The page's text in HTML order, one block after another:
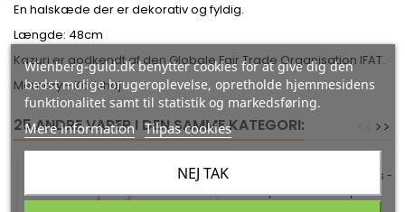
En halskæde der er dekorativ og fyldig.
Længde: 48cm
Kazuri er godkendt af den Globale Fair Trade Organisation IFAT.
Memory - Karlshøj
25 ANDRE VARER I DEN SAMME KATEGORI: >>
Wienberg-guld.dk benytter cookies for at give dig den
bedst mulige brugeroplevelse, opretholde hjemmesidens
funktionalitet samt til statistik og markedsføring.
Mere information Tilpas cookies
NEJ TAK